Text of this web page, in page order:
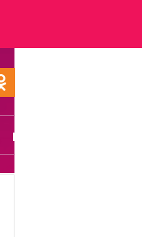
ПОЛЕЗНО